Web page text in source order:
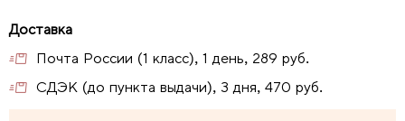
Почта России (1 класс), 1 день, 289 руб.
СДЭК (до пункта выдачи), 3 дня, 470 руб.